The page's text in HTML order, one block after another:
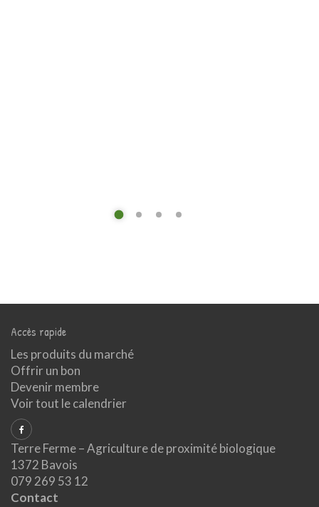
Accès rapide
Les produits du marché
Offrir un bon
Devenir membre
Voir tout le calendrier
Terre Ferme – Agriculture de proximité biologique
1372 Bavois
079 269 53 12
Contact